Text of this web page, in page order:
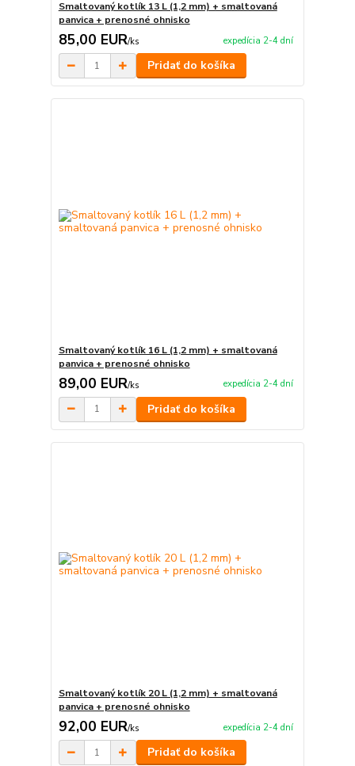
Smaltovaný kotlík 13 L (1,2 mm) + smaltovaná
panvica + prenosné ohnisko
85,00 EUR/ks expedícia 2-4 dní
Pridať do košíka
Smaltovaný kotlík 16 L (1,2 mm) + smaltovaná
panvica + prenosné ohnisko
89,00 EUR/ks expedícia 2-4 dní
Pridať do košíka
Smaltovaný kotlík 20 L (1,2 mm) + smaltovaná
panvica + prenosné ohnisko
92,00 EUR/ks expedícia 2-4 dní
Pridať do košíka